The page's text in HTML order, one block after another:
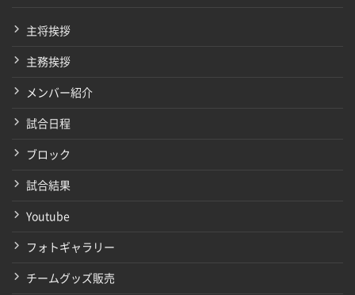
主将挨拶
主務挨拶
メンバー紹介
試合日程
ブロック
試合結果
Youtube
フォトギャラリー
チームグッズ販売